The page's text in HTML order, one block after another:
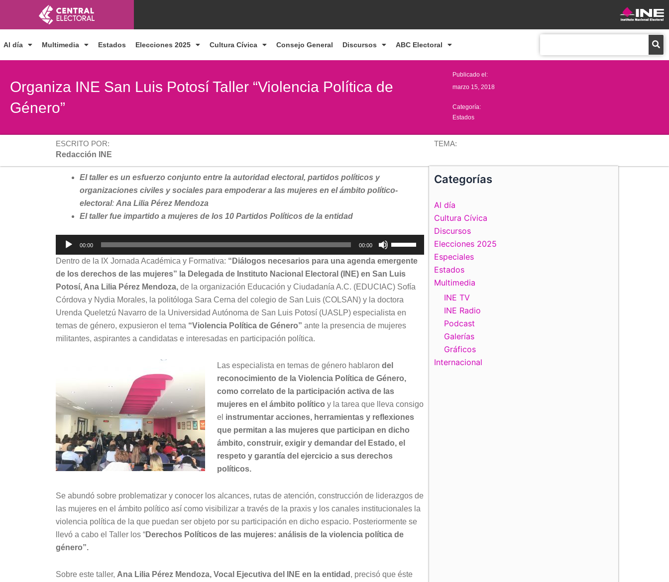
contenido
Al día Multimedia Estados Elecciones 2025 Cultura Cívica Consejo General Discursos ABC Electoral
Organiza INE San Luis Potosí Taller “Violencia Política de
Género”
Publicado el:
marzo 15, 2018
Categoría:
Estados
ESCRITO POR:
Redacción INE
TEMA:
El taller es un esfuerzo conjunto entre la autoridad electoral, partidos políticos y
organizaciones civiles y sociales para empoderar a las mujeres en el ámbito político-
electoral: Ana Lilia Pérez Mendoza
El taller fue impartido a mujeres de los 10 Partidos Políticos de la entidad
Reproductor
de
audio
00:00 00:00
las
teclas
de
flecha
arriba/abajo
para
aumentar
el
volumen.
Dentro de la IX Jornada Académica y Formativa: “Diálogos necesarios para una agenda emergente
de los derechos de las mujeres” la Delegada de Instituto Nacional Electoral (INE) en San Luis
Potosí, Ana Lilia Pérez Mendoza, de la organización Educación y Ciudadanía A.C. (EDUCIAC) Sofía
Córdova y Nydia Morales, la politóloga Sara Cerna del colegio de San Luis (COLSAN) y la doctora
Urenda Queletzú Navarro de la Universidad Autónoma de San Luis Potosí (UASLP) especialista en
temas de género, expusieron el tema “Violencia Política de Género” ante la presencia de mujeres
militantes, aspirantes a candidatas e interesadas en participación política.
Las especialista en temas de género hablaron del
reconocimiento de la Violencia Política de Género,
como correlato de la participación activa de las
mujeres en el ámbito político y la tarea que lleva consigo
el instrumentar acciones, herramientas y reflexiones
que permitan a las mujeres que participan en dicho
ámbito, construir, exigir y demandar del Estado, el
respeto y garantía del ejercicio a sus derechos
políticos.
Se abundó sobre problematizar y conocer los alcances, rutas de atención, construcción de liderazgos de
las mujeres en el ámbito político así como visibilizar a través de la praxis y los canales institucionales la
violencia política de la que puedan ser objeto por su participación en dicho espacio. Posteriormente se
llevó a cabo el Taller los “Derechos Políticos de las mujeres: análisis de la violencia política de
género”.
Sobre este taller, Ana Lilia Pérez Mendoza, Vocal Ejecutiva del INE en la entidad , precisó que éste
Categorías
Al día
Cultura Cívica
Discursos
Elecciones 2025
Especiales
Estados
Multimedia
INE TV
INE Radio
Podcast
Galerías
Gráficos
Internacional